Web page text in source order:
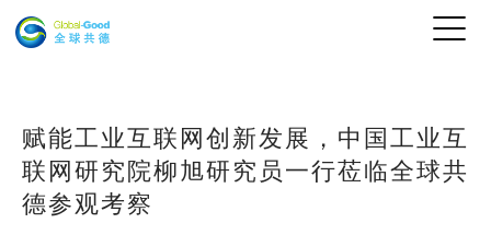
赋能工业互联网创新发展，中国工业互
联网研究院柳旭研究员一行莅临全球共
德参观考察